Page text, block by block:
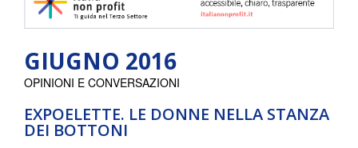
GIUGNO 2016
EXPOELETTE. LE DONNE NELLA STANZA
DEI BOTTONI
OPINIONI E CONVERSAZIONI